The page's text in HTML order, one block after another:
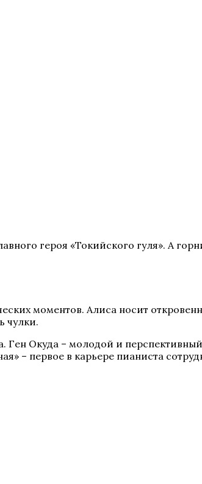
героя «Токийского гуля». А
моментов. Алиса носит
чулки.
Окуда – молодой и
– первое в карьере пианиста